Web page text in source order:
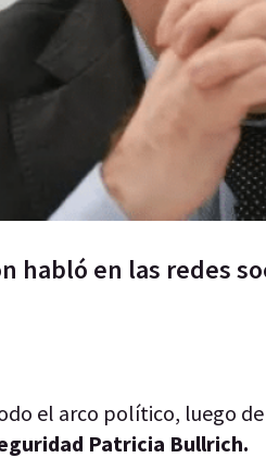
habló en las redes
el arco político, luego
Patricia Bullrich.